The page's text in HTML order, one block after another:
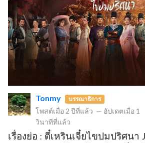
Tonmy บรรณาธิการ
โพสต์เมื่อ 2 ปีที่แล้ว — อัปเดตเมื่อ 1
วินาทีที่แล้ว
เรื่องย่อ : ตี๋เหรินเจี๋ยไขปมปริศนา